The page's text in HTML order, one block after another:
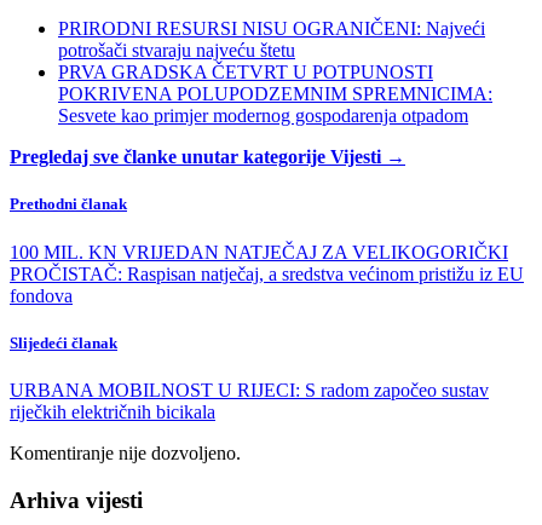
PRIRODNI RESURSI NISU OGRANIČENI: Najveći
potrošači stvaraju najveću štetu
PRVA GRADSKA ČETVRT U POTPUNOSTI
POKRIVENA POLUPODZEMNIM SPREMNICIMA:
Sesvete kao primjer modernog gospodarenja otpadom
Pregledaj sve članke unutar kategorije Vijesti →
Prethodni članak
100 MIL. KN VRIJEDAN NATJEČAJ ZA VELIKOGORIČKI
PROČISTAČ: Raspisan natječaj, a sredstva većinom pristižu iz EU
fondova
Slijedeći članak
URBANA MOBILNOST U RIJECI: S radom započeo sustav
riječkih električnih bicikala
Komentiranje nije dozvoljeno.
Arhiva vijesti